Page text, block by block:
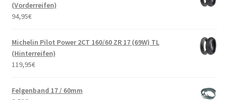
(Vorderreifen)
94,95€
Michelin Pilot Power 2CT 160/60 ZR 17 (69W) TL
(Hinterreifen)
119,95€
Felgenband 17 / 60mm